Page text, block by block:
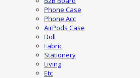
Phone Case
Phone Acc
AirPods Case
Doll
Fabric
Stationery
Living
Etc